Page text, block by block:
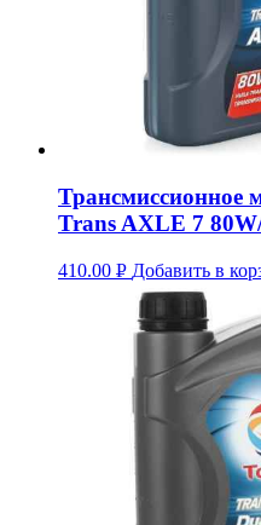
Трансмиссионное
Trans AXLE 7
410.00 Р
УБ.
Добавить в